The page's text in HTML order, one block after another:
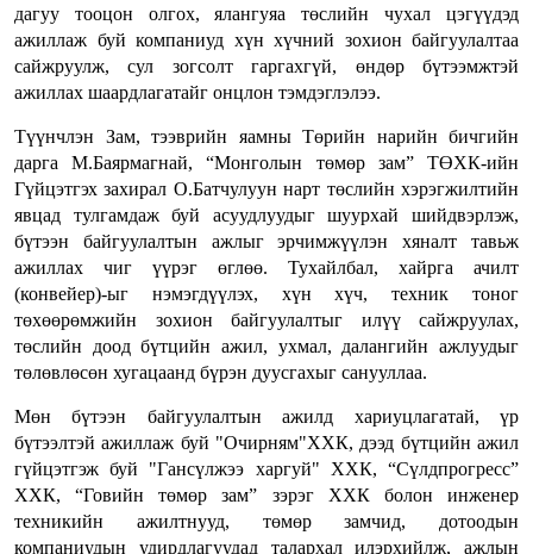
дагуу тооцон олгох, ялангуяа төслийн чухал цэгүүдэд
ажиллаж буй компаниуд хүн хүчний зохион байгуулалтаа
сайжруулж, сул зогсолт гаргахгүй, өндөр бүтээмжтэй
ажиллах шаардлагатайг онцлон тэмдэглэлээ.
Түүнчлэн Зам, тээврийн яамны Төрийн нарийн бичгийн
дарга М.Баярмагнай, “Монголын төмөр зам” ТӨХК-ийн
Гүйцэтгэх захирал О.Батчулуун нарт төслийн хэрэгжилтийн
явцад тулгамдаж буй асуудлуудыг шуурхай шийдвэрлэж,
бүтээн байгуулалтын ажлыг эрчимжүүлэн хяналт тавьж
ажиллах чиг үүрэг өглөө. Тухайлбал, хайрга ачилт
(конвейер)-ыг нэмэгдүүлэх, хүн хүч, техник тоног
төхөөрөмжийн зохион байгуулалтыг илүү сайжруулах,
төслийн доод бүтцийн ажил, ухмал, далангийн ажлуудыг
төлөвлөсөн хугацаанд бүрэн дуусгахыг санууллаа.
Мөн бүтээн байгуулалтын ажилд хариуцлагатай, үр
бүтээлтэй ажиллаж буй "Очирням"ХХК, дээд бүтцийн ажил
гүйцэтгэж буй "Гансүлжээ харгуй" ХХК, “Сүлдпрогресс”
ХХК, “Говийн төмөр зам” зэрэг ХХК болон инженер
техникийн ажилтнууд, төмөр замчид, дотоодын
компаниудын удирдлагуудад талархал илэрхийлж, ажлын